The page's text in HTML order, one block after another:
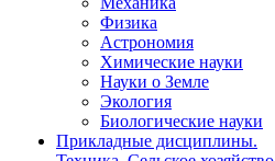
Физика
Астрономия
Химические науки
Науки о Земле
Экология
Биологические науки
Прикладные дисциплины.